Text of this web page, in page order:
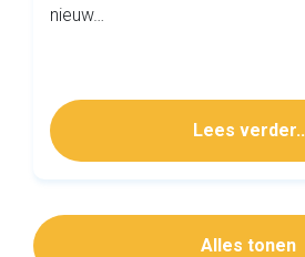
nieuw…
Lees verder..
Alles tonen